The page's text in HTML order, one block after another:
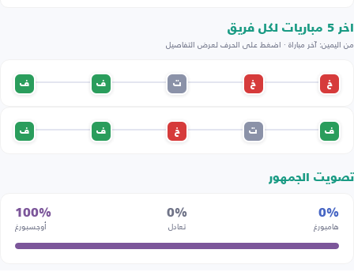
اخر 5 مباريات لكل فريق
من اليمين: آخر مباراة · اضغط على الحرف لعرض التفاصيل
خ خ ت ف ف
ف ت خ ف ف
تصويت الجمهور
0%
هامبورغ
0%
تعادل
100%
أوجسبورغ